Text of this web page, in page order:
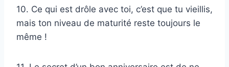
10. Ce qui est drôle avec toi, c’est que tu vieillis,
mais ton niveau de maturité reste toujours le
même !